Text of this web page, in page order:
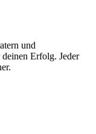
und
Erfolg. Jeder